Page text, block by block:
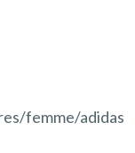
femme/adidas